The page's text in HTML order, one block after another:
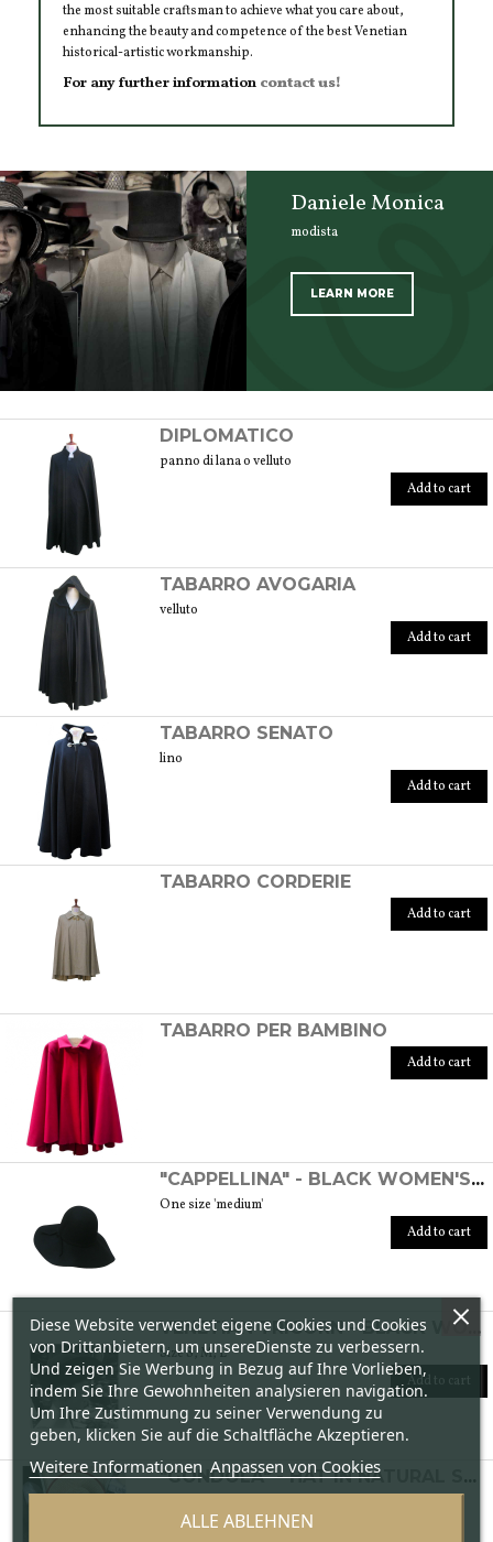
the most suitable craftsman to achieve what you care about,
enhancing the beauty and competence of the best Venetian
historical-artistic workmanship.
For any further information contact us!
Daniele Monica
modista
LEARN MORE
DIPLOMATICO
panno di lana o velluto
Add to cart
TABARRO AVOGARIA
velluto
Add to cart
TABARRO SENATO
lino
Add to cart
TABARRO CORDERIE
Add to cart
TABARRO PER BAMBINO
Add to cart
"CAPPELLINA" - BLACK WOMEN'S WOOL FELT HAT
One size 'medium'
Add to cart
VENETIAN TRICORN - BLACK WOMEN'S FELT HAT
Size S, M, L
Add to cart
Diese Website verwendet eigene Cookies und Cookies
von Drittanbietern, um unsereDienste zu verbessern.
Und zeigen Sie Werbung in Bezug auf Ihre Vorlieben,
indem Sie Ihre Gewohnheiten analysieren navigation.
Um Ihre Zustimmung zu seiner Verwendung zu
geben, klicken Sie auf die Schaltfläche Akzeptieren.
Weitere Informationen Anpassen von Cookies
ALLE ABLEHNEN